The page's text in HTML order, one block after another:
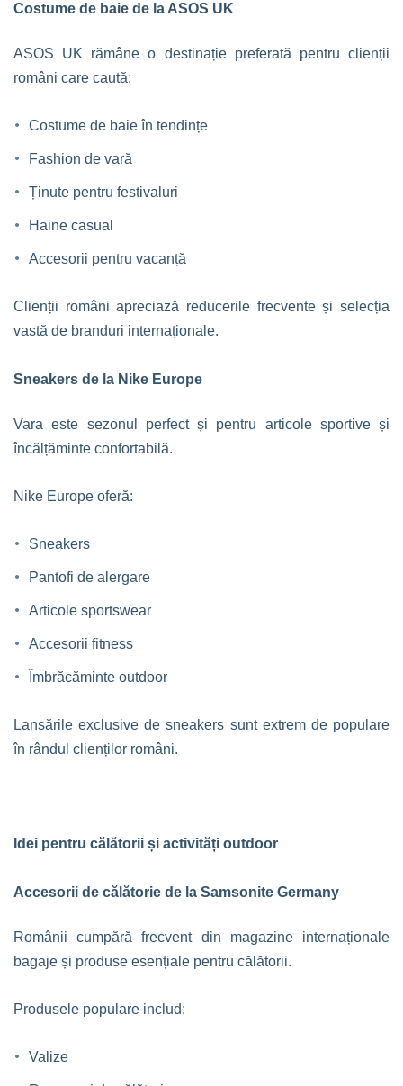
Costume de baie de la ASOS UK
ASOS UK rămâne o destinație preferată pentru clienții
români care caută:
Costume de baie în tendințe
Fashion de vară
Ținute pentru festivaluri
Haine casual
Accesorii pentru vacanță
Clienții români apreciază reducerile frecvente și selecția
vastă de branduri internaționale.
Sneakers de la Nike Europe
Vara este sezonul perfect și pentru articole sportive și
încălțăminte confortabilă.
Nike Europe oferă:
Sneakers
Pantofi de alergare
Articole sportswear
Accesorii fitness
Îmbrăcăminte outdoor
Lansările exclusive de sneakers sunt extrem de populare
în rândul clienților români.
Idei pentru călătorii și activități outdoor
Accesorii de călătorie de la Samsonite Germany
Românii cumpără frecvent din magazine internaționale
bagaje și produse esențiale pentru călătorii.
Produsele populare includ:
Valize